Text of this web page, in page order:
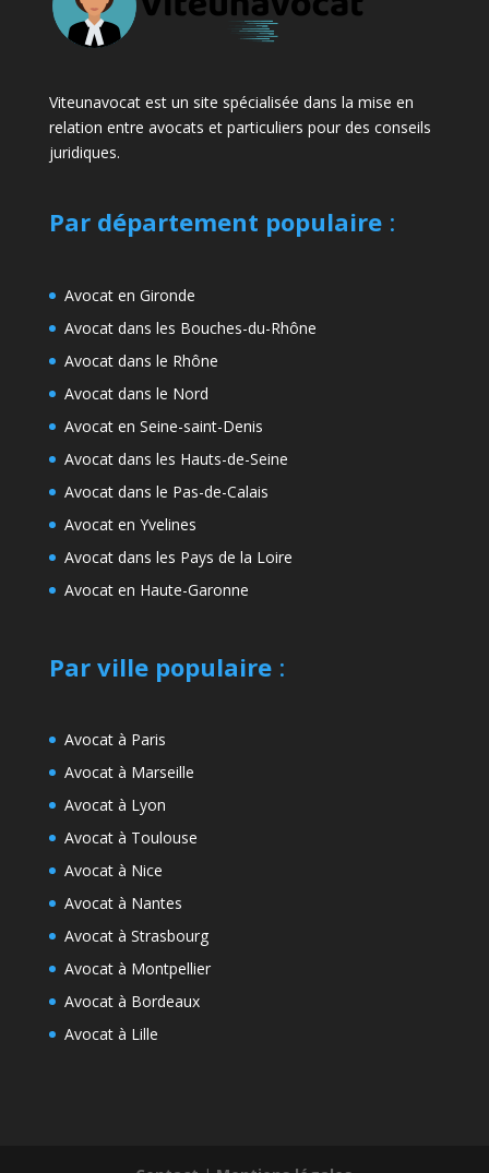
Viteunavocat est un site spécialisée dans la mise en
relation entre avocats et particuliers pour des conseils
juridiques.
Par département populaire:
Avocat en Gironde
Avocat dans les Bouches-du-Rhône
Avocat dans le Rhône
Avocat dans le Nord
Avocat en Seine-saint-Denis
Avocat dans les Hauts-de-Seine
Avocat dans le Pas-de-Calais
Avocat en Yvelines
Avocat dans les Pays de la Loire
Avocat en Haute-Garonne
Par ville populaire:
Avocat à Paris
Avocat à Marseille
Avocat à Lyon
Avocat à Toulouse
Avocat à Nice
Avocat à Nantes
Avocat à Strasbourg
Avocat à Montpellier
Avocat à Bordeaux
Avocat à Lille